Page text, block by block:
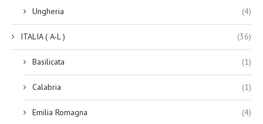
Ungheria (4)
ITALIA ( A-L ) (36)
Basilicata (1)
Calabria (1)
Emilia Romagna (4)